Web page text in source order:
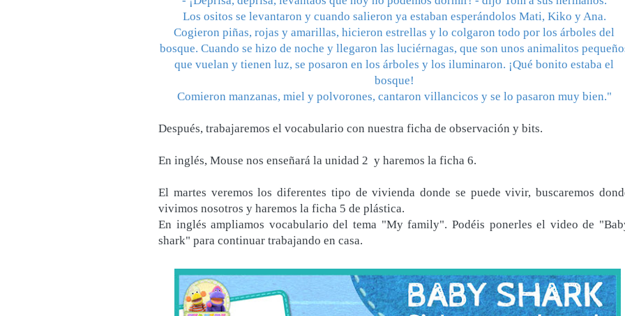
Los ositos se levantaron y cuando salieron ya estaban esperándolos Mati, Kiko y Ana.
Cogieron piñas, rojas y amarillas, hicieron estrellas y lo colgaron todo por los árboles del
bosque. Cuando se hizo de noche y llegaron las luciérnagas, que son unos animalitos
que vuelan y tienen luz, se posaron en los árboles y los iluminaron. ¡Qué bonito estaba el
bosque!
Comieron manzanas, miel y polvorones, cantaron villancicos y se lo pasaron muy bien."
Después, trabajaremos el vocabulario con nuestra ficha de observación y bits.
En inglés, Mouse nos enseñará la unidad 2 y haremos la ficha 6.
El martes veremos los diferentes tipo de vivienda donde se puede vivir, buscaremos
vivimos nosotros y haremos la ficha 5 de plástica.
En inglés ampliamos vocabulario del tema "My family". Podéis ponerles el video de
shark" para continuar trabajando en casa.